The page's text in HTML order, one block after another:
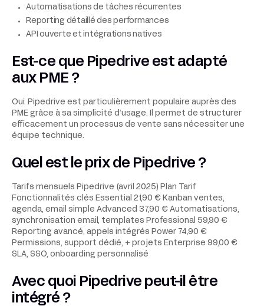
Automatisations de tâches récurrentes
Reporting détaillé des performances
API ouverte et intégrations natives
Est-ce que Pipedrive est adapté
aux PME ?
Oui. Pipedrive est particulièrement populaire auprès des
PME grâce à sa simplicité d’usage. Il permet de structurer
efficacement un processus de vente sans nécessiter une
équipe technique.
Quel est le prix de Pipedrive ?
Tarifs mensuels Pipedrive (avril 2025) Plan Tarif
Fonctionnalités clés Essential 21,90 € Kanban ventes,
agenda, email simple Advanced 37,90 € Automatisations,
synchronisation email, templates Professional 59,90 €
Reporting avancé, appels intégrés Power 74,90 €
Permissions, support dédié, + projets Enterprise 99,00 €
SLA, SSO, onboarding personnalisé
Avec quoi Pipedrive peut-il être
intégré ?